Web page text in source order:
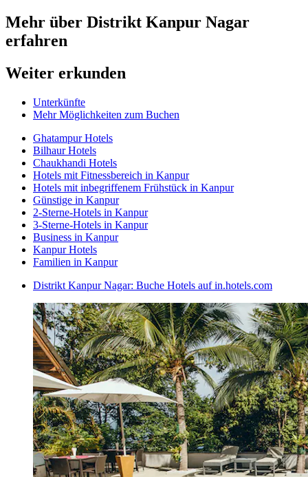
Mehr über Distrikt Kanpur Nagar
erfahren
Weiter erkunden
Unterkünfte
Mehr Möglichkeiten zum Buchen
Ghatampur Hotels
Bilhaur Hotels
Chaukhandi Hotels
Hotels mit Fitnessbereich in Kanpur
Hotels mit inbegriffenem Frühstück in Kanpur
Günstige in Kanpur
2-Sterne-Hotels in Kanpur
3-Sterne-Hotels in Kanpur
Business in Kanpur
Kanpur Hotels
Familien in Kanpur
Distrikt Kanpur Nagar: Buche Hotels auf in.hotels.com